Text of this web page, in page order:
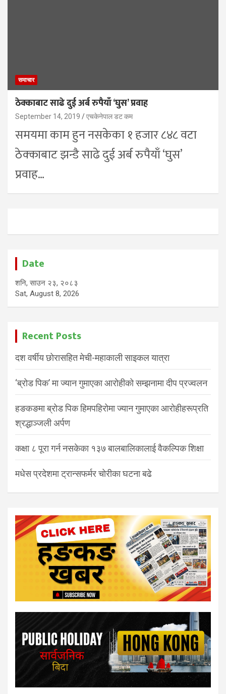
समाचार
ठेक्काबाट साढे दुई अर्ब रुपैयाँ ‘घुस’ प्रवाह
September 14, 2019 एचकेनेपाल डट कम
समयमा काम हुन नसकेका १ हजार ८४८ वटा
ठेक्काबाट झन्डै साढे दुई अर्ब रुपैयाँ ‘घुस’
प्रवाह…
Date
शनि, साउन २३, २०८३
Sat, August 8, 2026
Recent Posts
दश वर्षीय छोरासहित मेची-महाकाली साइकल यात्रा
‘ब्रोड पिक’ मा ज्यान गुमाएका आरोहीको सम्झनामा दीप प्रज्वलन
हङकङमा ब्रोड पिक हिमपहिरोमा ज्यान गुमाएका आरोहीहरूप्रति
श्रद्धाञ्जली अर्पण
कक्षा ८ पूरा गर्न नसकेका १३७ बालबालिकालाई वैकल्पिक शिक्षा
मधेस प्रदेशमा ट्रान्सफर्मर चोरीका घटना बढे